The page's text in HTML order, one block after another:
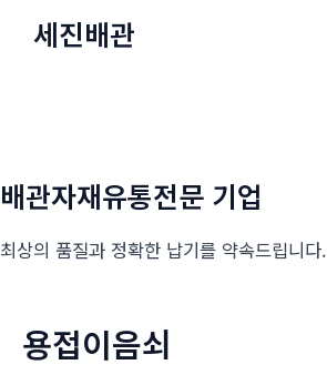
뛰
세진배관
배관자재유통전문 기업
최상의 품질과 정확한 납기를 약속드립니다.
용접이음쇠